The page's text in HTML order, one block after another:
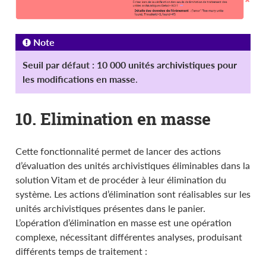
Note
Seuil par défaut : 10 000 unités archivistiques pour
les modifications en masse.
10. Elimination en masse
Cette fonctionnalité permet de lancer des actions
d’évaluation des unités archivistiques éliminables dans la
solution Vitam et de procéder à leur élimination du
système. Les actions d’élimination sont réalisables sur les
unités archivistiques présentes dans le panier.
L’opération d’élimination en masse est une opération
complexe, nécessitant différentes analyses, produisant
différents temps de traitement :